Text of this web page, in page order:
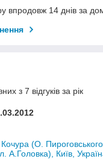
впродовж 14 днів за
з 7 відгуків за рік
Кочура (О.
А.Головка), Київ,